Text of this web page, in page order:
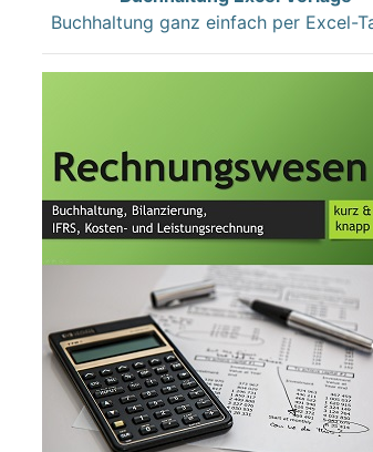
Buchhaltung ganz einfach per Excel-